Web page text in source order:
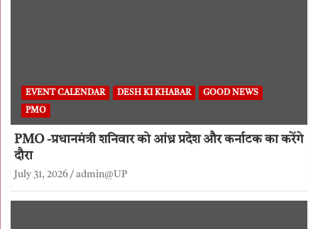
EVENT CALENDAR DESH KI KHABAR GOOD NEWS
PMO
PMO -प्रधानमंत्री शनिवार को आंध्र प्रदेश और कर्नाटक का करेंगे
दौरा
July 31, 2026 admin@UP